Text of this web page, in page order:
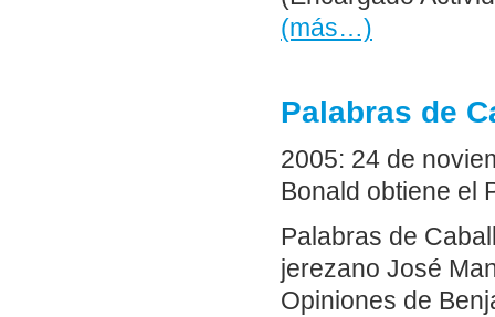
(más…)
Palabras de
2005: 24 de
Bonald obtiene el
Palabras de
jerezano José
Opiniones de